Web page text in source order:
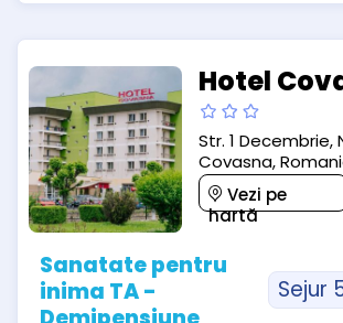
Hotel
Str. 1 Decembrie,
Covasna,
Vezi pe
hartă
Sanatate pentru
inima TA -
Sejur